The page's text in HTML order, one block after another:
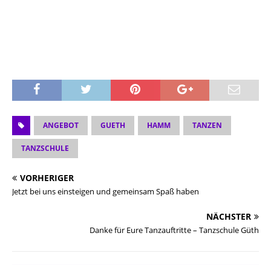
ANGEBOT GUETH HAMM TANZEN
TANZSCHULE
VORHERIGER
Jetzt bei uns einsteigen und gemeinsam Spaß haben
NÄCHSTER
Danke für Eure Tanzauftritte – Tanzschule Güth